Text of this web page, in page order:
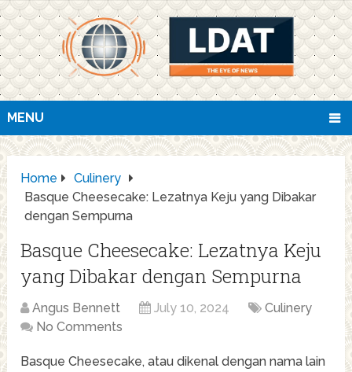
MENU
Home
Culinery
Basque Cheesecake: Lezatnya Keju yang Dibakar
dengan Sempurna
Basque Cheesecake: Lezatnya Keju
yang Dibakar dengan Sempurna
Angus Bennett July 10, 2024
Culinery
No Comments
Basque Cheesecake, atau dikenal dengan nama lain